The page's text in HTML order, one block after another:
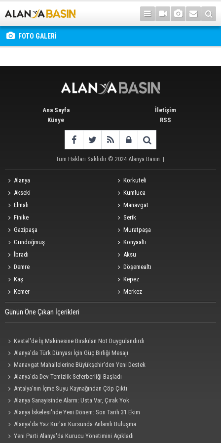
FOTO GALERİ
Ana Sayfa
Künye
İletişim
RSS
Tüm Hakları Saklıdır © 2024 Alanya Basın |
Alanya
Akseki
Elmalı
Finike
Gazipaşa
Gündoğmuş
İbradı
Demre
Kaş
Kemer
Korkuteli
Kumluca
Manavgat
Serik
Muratpaşa
Konyaaltı
Aksu
Döşemealtı
Kepez
Merkez
Günün Öne Çıkan İçerikleri
Kestel'de İş Makinesine Bırakılan Not Duygulandırdı
Alanya'da Türk Dünyası İçin Güç Birliği Mesajı
Manavgat Mahallelerine Büyükşehir'den Yeni Destek
Alanya'da Dev Temizlik Seferberliği Başladı
Antalya'nın İçme Suyu Kaynağından Çöp Çıktı
Alanya Sanayisinde Alarm: Usta Var, Çırak Yok
Alanya İskelesi'nde Yeni Dönem: Son Tarih 31 Ekim
Alanya'da Yaz Kur'an Kursunda Anlamlı Buluşma
Yeni Parti Alanya'da Kurucu Yönetimini Açıkladı